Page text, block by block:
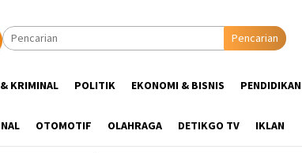
Pencarian
KRIMINAL POLITIK EKONOMI & BISNIS PENDIDIKAN
OTOMOTIF OLAHRAGA DETIKGO TV IKLAN